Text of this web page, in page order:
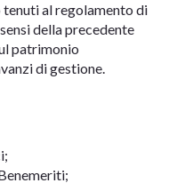
tenuti al regolamento di
della precedente
patrimonio
di gestione.